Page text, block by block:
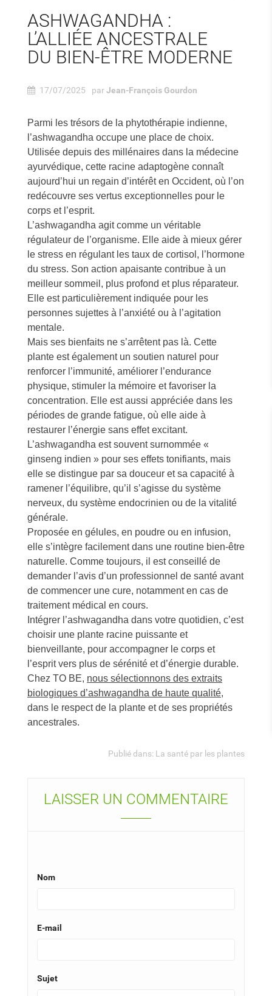
blanc
venus
Parmi les grands noms qui font battre le cœur des
à part entre...
Lire
ASHWAGANDHA :
L’ALLIÉE ANCESTRALE
DU BIEN-ÊTRE MODERNE
17/07/2025 parJean-François Gourdon
Parmi les trésors de la phytothérapie indienne,
l’ashwagandha occupe une place de choix.
Utilisée depuis des millénaires dans la médecine
ayurvédique, cette racine adaptogène connaît
aujourd’hui un regain d’intérêt en Occident, où l’on
redécouvre ses vertus exceptionnelles pour le
corps et l’esprit.
L’ashwagandha agit comme un véritable
régulateur de l’organisme. Elle aide à mieux gérer
le stress en régulant les taux de cortisol, l’hormone
du stress. Son action apaisante contribue à un
meilleur sommeil, plus profond et plus réparateur.
Elle est particulièrement indiquée pour les
personnes sujettes à l’anxiété ou à l’agitation
mentale.
Mais ses bienfaits ne s’arrêtent pas là. Cette
plante est également un soutien naturel pour
renforcer l’immunité, améliorer l’endurance
physique, stimuler la mémoire et favoriser la
concentration. Elle est aussi appréciée dans les
périodes de grande fatigue, où elle aide à
restaurer l’énergie sans effet excitant.
L’ashwagandha est souvent surnommée «
ginseng indien » pour ses effets tonifiants, mais
elle se distingue par sa douceur et sa capacité à
ramener l’équilibre, qu’il s’agisse du système
nerveux, du système endocrinien ou de la vitalité
générale.
Proposée en gélules, en poudre ou en infusion,
elle s’intègre facilement dans une routine bien-être
naturelle. Comme toujours, il est conseillé de
demander l’avis d’un professionnel de santé avant
de commencer une cure, notamment en cas de
traitement médical en cours.
Intégrer l’ashwagandha dans votre quotidien, c’est
choisir une plante racine puissante et
bienveillante, pour accompagner le corps et
l’esprit vers plus de sérénité et d’énergie durable.
Chez TO BE, nous sélectionnons des extraits
biologiques d’ashwagandha de haute qualité,
dans le respect de la plante et de ses propriétés
ancestrales.
Publié dans: La santé par les plantes
LAISSER UN COMMENTAIRE
Nom
E-mail
Sujet